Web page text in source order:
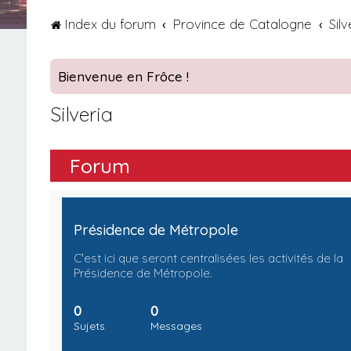
Index du forum Province de Catalogne
Bienvenue en Frôce !
Silveria
Forum
Présidence de Métropole
C'est ici que seront centralisées les activités de la
Présidence de Métropole.
0
Sujets
0
Messages